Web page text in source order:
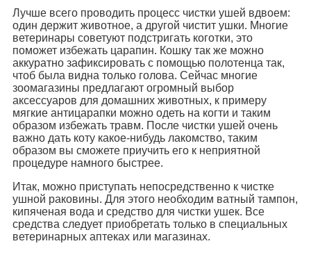
Лучше всего проводить процесс чистки ушей вдвоем:
один держит животное, а другой чистит ушки. Многие
ветеринары советуют подстригать коготки, это
поможет избежать царапин. Кошку так же можно
аккуратно зафиксировать с помощью полотенца так,
чтоб была видна только голова. Сейчас многие
зоомагазины предлагают огромный выбор
аксессуаров для домашних животных, к примеру
мягкие антицарапки можно одеть на когти и таким
образом избежать травм. После чистки ушей очень
важно дать коту какое-нибудь лакомство, таким
образом вы сможете приучить его к неприятной
процедуре намного быстрее.
Итак, можно приступать непосредственно к чистке
ушной раковины. Для этого необходим ватный тампон,
кипяченая вода и средство для чистки ушек. Все
средства следует приобретать только в специальных
ветеринарных аптеках или магазинах.